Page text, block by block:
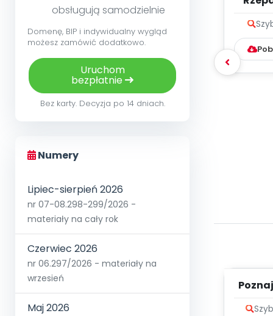
obsługują samodzielnie
Domenę, BIP i indywidualny wygląd
możesz zamówić dodatkowo.
Uruchom
bezpłatnie
Bez karty. Decyzja po 14 dniach.
Numery
Lipiec-sierpień 2026
nr 07-08.298-299/2026 -
materiały na cały rok
Czerwiec 2026
nr 06.297/2026 - materiały na
wrzesień
Maj 2026